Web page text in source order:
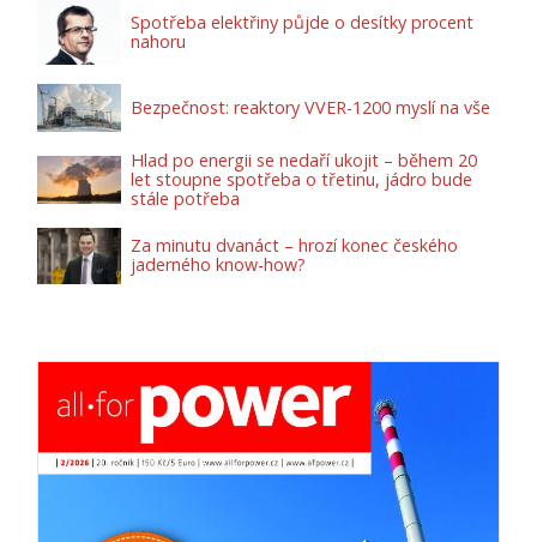
Spotřeba elektřiny půjde o desítky procent
nahoru
Bezpečnost: reaktory VVER-1200 myslí na vše
Hlad po energii se nedaří ukojit – během 20
let stoupne spotřeba o třetinu, jádro bude
stále potřeba
Za minutu dvanáct – hrozí konec českého
jaderného know-how?